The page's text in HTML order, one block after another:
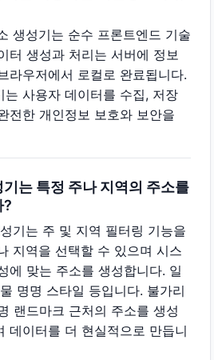
생성기는 순수 프론트엔드 기술
터 생성과 처리는 서버에 정보
라우저에서 로컬로 완료됩니다.
는 사용자 데이터를 수집, 저장
전한 개인정보 보호와 보안을
는 특정 주나 지역의 주소를
?
기는 주 및 지역 필터링 기능을
지역을 선택할 수 있으며 시스
에 맞는 주소를 생성합니다. 일
명명 스타일 등입니다. 불가리
랜드마크 근처의 주소를 생성
데이터를 더 현실적으로 만듭니